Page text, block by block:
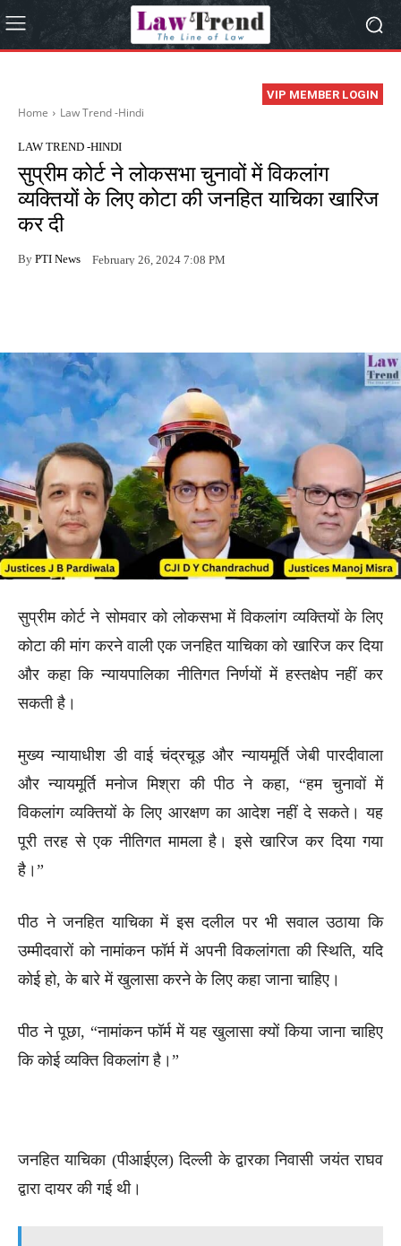
VIP MEMBER LOGIN
Home Law Trend -Hindi
LAW TREND -HINDI
सुप्रीम कोर्ट ने लोकसभा चुनावों में विकलांग
व्यक्तियों के लिए कोटा की जनहित याचिका खारिज
कर दी
By PTI News February 26, 2024 7:08 PM
सुप्रीम कोर्ट ने सोमवार को लोकसभा में विकलांग व्यक्तियों के लिए
कोटा की मांग करने वाली एक जनहित याचिका को खारिज कर दिया
और कहा कि न्यायपालिका नीतिगत निर्णयों में हस्तक्षेप नहीं कर
सकती है।
मुख्य न्यायाधीश डी वाई चंद्रचूड़ और न्यायमूर्ति जेबी पारदीवाला
और न्यायमूर्ति मनोज मिश्रा की पीठ ने कहा, “हम चुनावों में
विकलांग व्यक्तियों के लिए आरक्षण का आदेश नहीं दे सकते। यह
पूरी तरह से एक नीतिगत मामला है। इसे खारिज कर दिया गया
है।”
पीठ ने जनहित याचिका में इस दलील पर भी सवाल उठाया कि
उम्मीदवारों को नामांकन फॉर्म में अपनी विकलांगता की स्थिति, यदि
कोई हो, के बारे में खुलासा करने के लिए कहा जाना चाहिए।
पीठ ने पूछा, “नामांकन फॉर्म में यह खुलासा क्यों किया जाना चाहिए
कि कोई व्यक्ति विकलांग है।”
जनहित याचिका (पीआईएल) दिल्ली के द्वारका निवासी जयंत राघव
द्वारा दायर की गई थी।